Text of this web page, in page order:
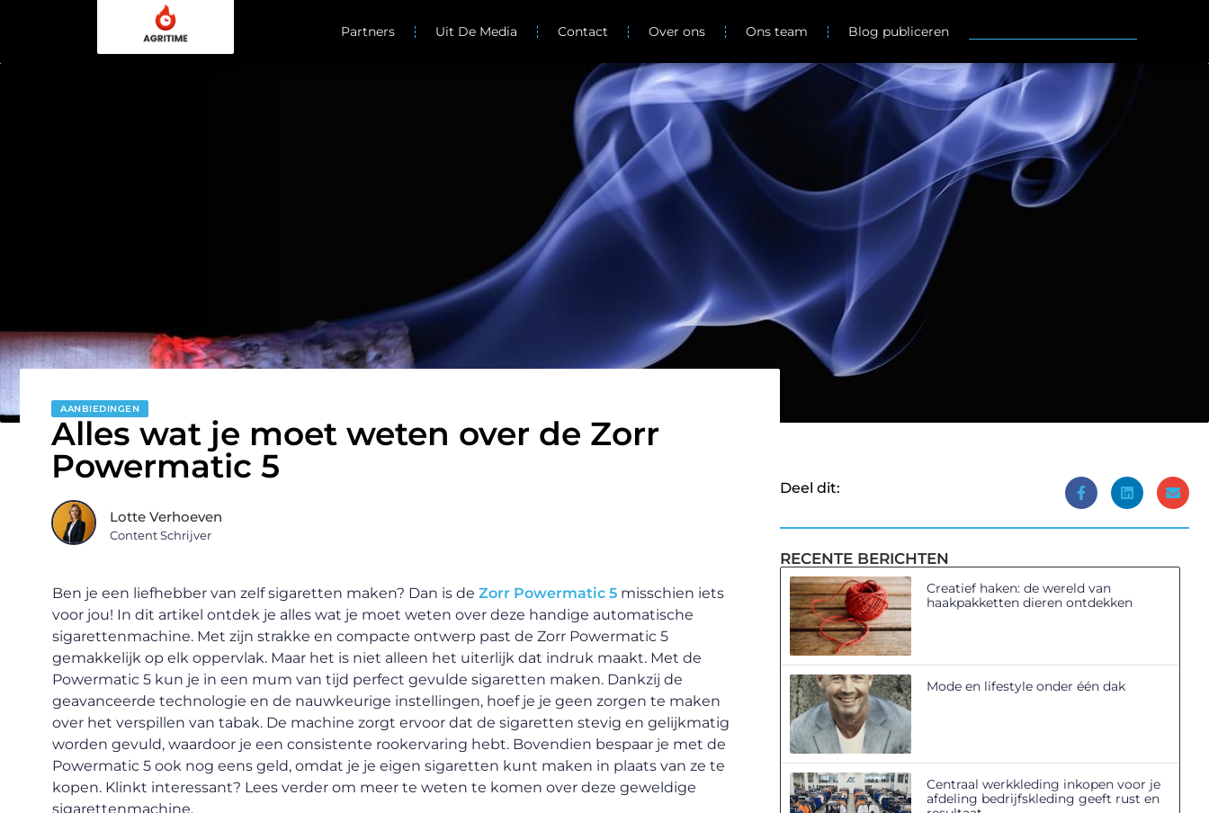
Partners Uit De Media Contact Over ons Ons team Blog publiceren
AANBIEDINGEN
Alles wat je moet weten over de Zorr
Powermatic 5
Lotte Verhoeven
Content Schrijver
Ben je een liefhebber van zelf sigaretten maken? Dan is de Zorr Powermatic 5 misschien iets
voor jou! In dit artikel ontdek je alles wat je moet weten over deze handige automatische
sigarettenmachine. Met zijn strakke en compacte ontwerp past de Zorr Powermatic 5
gemakkelijk op elk oppervlak. Maar het is niet alleen het uiterlijk dat indruk maakt. Met de
Powermatic 5 kun je in een mum van tijd perfect gevulde sigaretten maken. Dankzij de
geavanceerde technologie en de nauwkeurige instellingen, hoef je je geen zorgen te maken
over het verspillen van tabak. De machine zorgt ervoor dat de sigaretten stevig en gelijkmatig
worden gevuld, waardoor je een consistente rookervaring hebt. Bovendien bespaar je met de
Powermatic 5 ook nog eens geld, omdat je je eigen sigaretten kunt maken in plaats van ze te
kopen. Klinkt interessant? Lees verder om meer te weten te komen over deze geweldige
sigarettenmachine.
Deel dit:
RECENTE BERICHTEN
Creatief haken: de wereld van
haakpakketten dieren ontdekken
Mode en lifestyle onder één dak
Centraal werkkleding inkopen voor je
afdeling bedrijfskleding geeft rust en